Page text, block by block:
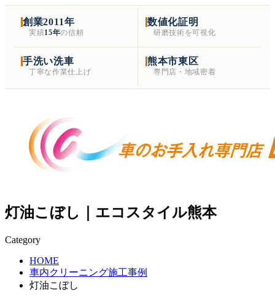
創業2011年
実績15年の信頼
数値化証明
研磨技術を可視化
手洗い洗車
丁寧な作業仕上げ
熊本市東区
専門店・地域密着
灯油こぼし｜エコスタイル熊本
Category
HOME
車内クリーニング施工事例
灯油こぼし